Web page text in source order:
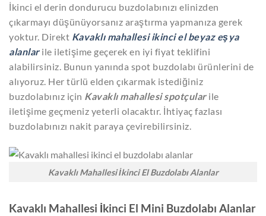
İkinci el derin dondurucu buzdolabınızı elinizden
çıkarmayı düşünüyorsanız araştırma yapmanıza gerek
yoktur. Direkt Kavaklı mahallesi ikinci el beyaz eşya
alanlarile iletişime geçerek en iyi fiyat teklifini
alabilirsiniz. Bunun yanında spot buzdolabı ürünlerini de
alıyoruz. Her türlü elden çıkarmak istediğiniz
buzdolabınız için Kavaklı mahallesi spotçularile
iletişime geçmeniz yeterli olacaktır. İhtiyaç fazlası
buzdolabınızı nakit paraya çevirebilirsiniz.
Kavaklı Mahallesi İkinci El Buzdolabı Alanlar
Kavaklı Mahallesi İkinci El Mini Buzdolabı Alanlar